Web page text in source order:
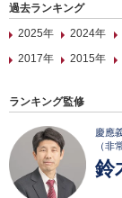
過去ランキング
2025年
2024年
2017年
2015年
ランキング監修
慶應
（非
鈴